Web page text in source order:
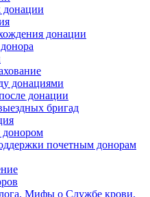
донации
донации
донациями
донации
бригад
донором
почетным донорам
Мифы о Службе крови.